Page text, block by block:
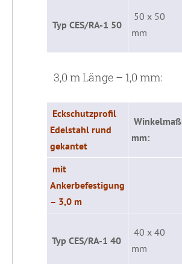
Typ CES/RA-1 50
50 x 50
mm
3,0 m Länge – 1,0 mm:
Eckschutzprofil
Edelstahl rund
gekantet
Winkelmaß
mm:
mit
Ankerbefestigung
– 3,0 m
Typ CES/RA-1 40
40 x 40
mm